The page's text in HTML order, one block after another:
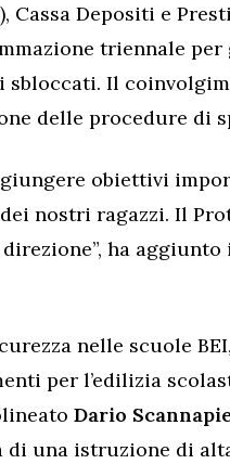
Cassa Depositi e
triennale
sbloccati. Il
delle procedure di
obiettivi
nostri ragazzi. Il
ha
nelle scuole
per l’edilizia
Dario
di una istruzione di